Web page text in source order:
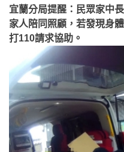
宜蘭分局提醒：民眾家中
家人陪同照顧，若發現身
打110請求協助。